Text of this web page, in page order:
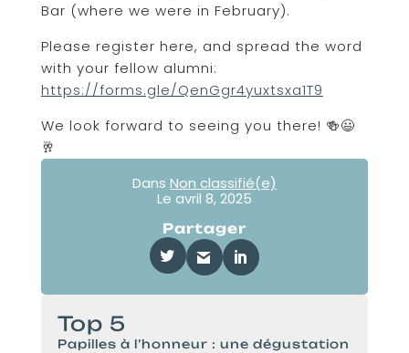
Bar (where we were in February).
Please register here, and spread the word
with your fellow alumni:
https://forms.gle/QenGgr4yuxtsxa1T9
We look forward to seeing you there! 🍻😃
🥂
Dans Non classifié(e)
Le avril 8, 2025
Partager
Top 5
Papilles à l’honneur : une dégustation